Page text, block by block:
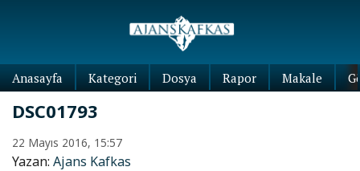
Anasayfa Kategori Dosya Rapor Makale
DSC01793
22 Mayıs 2016, 15:57
Yazan: Ajans Kafkas